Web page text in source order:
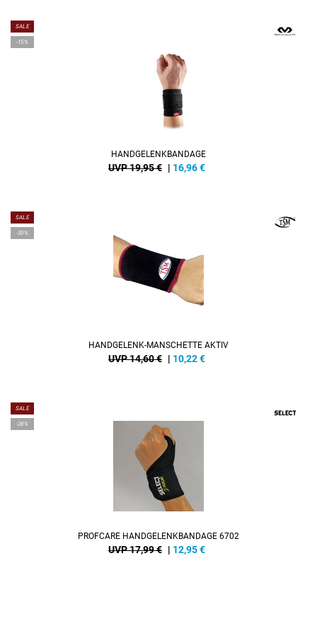
SALE
-15%
HANDGELENKBANDAGE
UVP 19,95 € | 16,96€
SALE
-30%
HANDGELENK-MANSCHETTE AKTIV
UVP 14,60 € | 10,22€
SALE
-28%
PROFCARE HANDGELENKBANDAGE 6702
UVP 17,99 € | 12,95€